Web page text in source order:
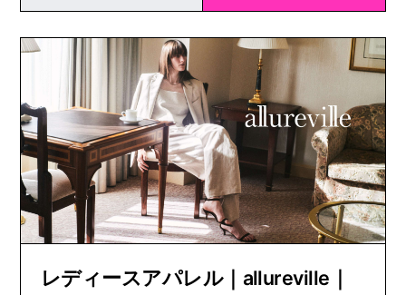
レディースアパレル｜allureville｜